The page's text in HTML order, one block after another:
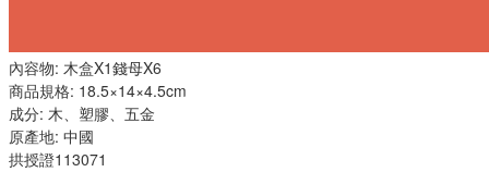
內容物: 木盒X1錢母X6
商品規格: 18.5×14×4.5cm
成分: 木、塑膠、五金
原產地: 中國
拱授證113071